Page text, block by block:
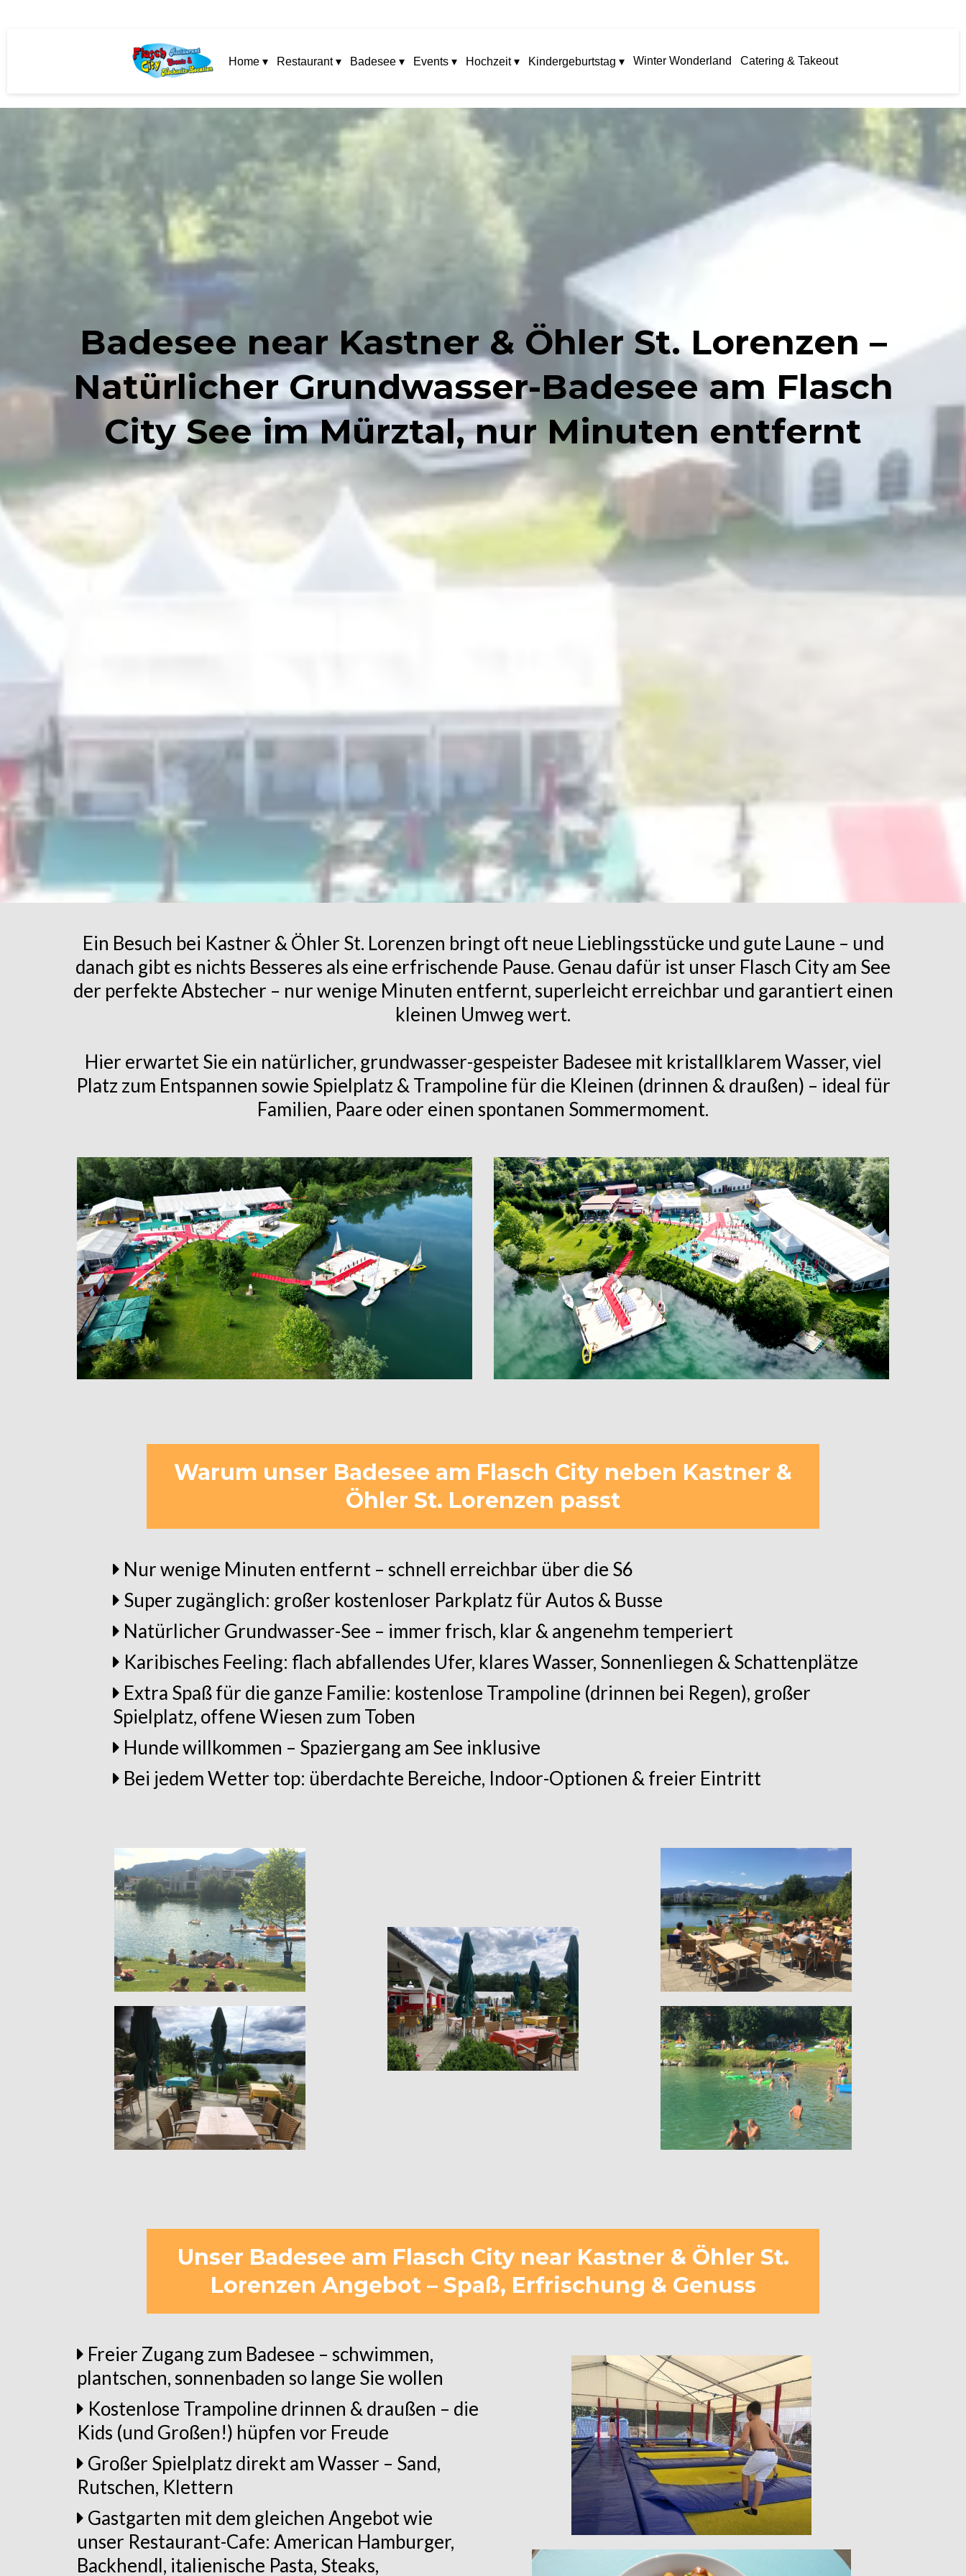
Home ▾ Restaurant ▾ Badesee ▾ Events ▾ Hochzeit ▾ Kindergeburtstag ▾ Winter Wonderland Catering & Takeout
Badesee near Kastner & Öhler St. Lorenzen –
Natürlicher Grundwasser-Badesee am Flasch
City See im Mürztal, nur Minuten entfernt
Ein Besuch bei Kastner & Öhler St. Lorenzen bringt oft neue Lieblingsstücke und gute Laune – und
danach gibt es nichts Besseres als eine erfrischende Pause. Genau dafür ist unser Flasch City am See
der perfekte Abstecher – nur wenige Minuten entfernt, superleicht erreichbar und garantiert einen
kleinen Umweg wert.
Hier erwartet Sie ein natürlicher, grundwasser-gespeister Badesee mit kristallklarem Wasser, viel
Platz zum Entspannen sowie Spielplatz & Trampoline für die Kleinen (drinnen & draußen) – ideal für
Familien, Paare oder einen spontanen Sommermoment.
Warum unser Badesee am Flasch City neben Kastner &
Öhler St. Lorenzen passt
Nur wenige Minuten entfernt – schnell erreichbar über die S6
Super zugänglich: großer kostenloser Parkplatz für Autos & Busse
Natürlicher Grundwasser-See – immer frisch, klar & angenehm temperiert
Karibisches Feeling: flach abfallendes Ufer, klares Wasser, Sonnenliegen & Schattenplätze
Extra Spaß für die ganze Familie: kostenlose Trampoline (drinnen bei Regen), großer
Spielplatz, offene Wiesen zum Toben
Hunde willkommen – Spaziergang am See inklusive
Bei jedem Wetter top: überdachte Bereiche, Indoor-Optionen & freier Eintritt
Unser Badesee am Flasch City near Kastner & Öhler St.
Lorenzen Angebot – Spaß, Erfrischung & Genuss
Freier Zugang zum Badesee – schwimmen,
plantschen, sonnenbaden so lange Sie wollen
Kostenlose Trampoline drinnen & draußen – die
Kids (und Großen!) hüpfen vor Freude
Großer Spielplatz direkt am Wasser – Sand,
Rutschen, Klettern
Gastgarten mit dem gleichen Angebot wie
unser Restaurant-Cafe: American Hamburger,
Backhendl, italienische Pasta, Steaks,